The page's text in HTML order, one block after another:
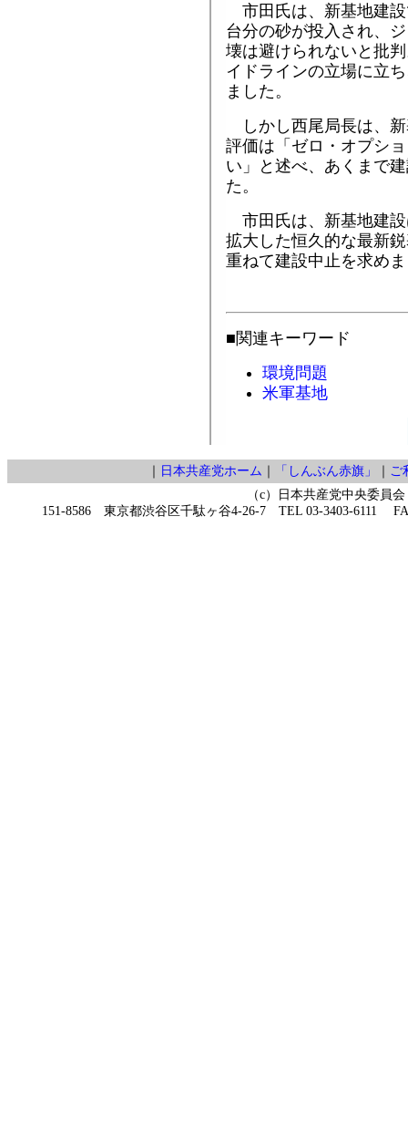
市田氏は、新基地建
台分の砂が投入され、
壊は避けられないと批
イドラインの立場に立
ました。
しかし西尾局長は、
評価は「ゼロ・オプシ
い」と述べ、あくまで
た。
市田氏は、新基地建
拡大した恒久的な最新
重ねて建設中止を求め
■関連キーワード
環境問題
米軍基地
｜ 日本共産党ホーム ｜ 「しんぶん赤旗」 ｜ ご
（c）日本共産党中央委員会
151-8586 東京都渋谷区千駄ヶ谷4-26-7 TEL 03-3403-6111